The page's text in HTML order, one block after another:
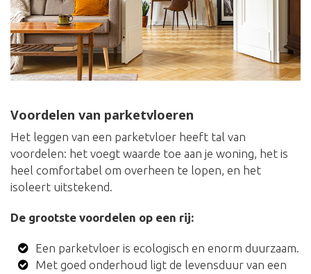
Voordelen van parketvloeren
Het leggen van een parketvloer heeft tal van
voordelen: het voegt waarde toe aan je woning, het is
heel comfortabel om overheen te lopen, en het
isoleert uitstekend.
De grootste voordelen op een rij:
Een parketvloer is ecologisch en enorm duurzaam.
Met goed onderhoud ligt de levensduur van een